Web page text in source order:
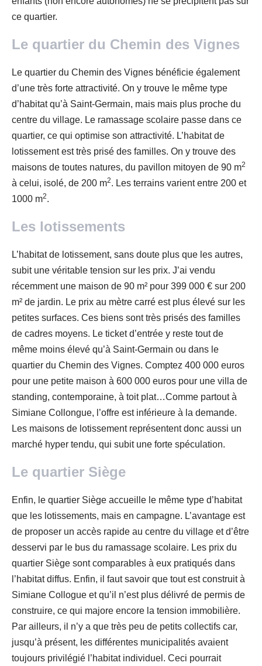
ce quartier.
Le quartier du Chemin des Vignes
Le quartier du Chemin des Vignes bénéficie également
d’une très forte attractivité. On y trouve le même type
d’habitat qu’à Saint-Germain, mais mais plus proche du
centre du village. Le ramassage scolaire passe dans ce
quartier, ce qui optimise son attractivité. L’habitat de
lotissement est très prisé des familles. On y trouve des
maisons de toutes natures, du pavillon mitoyen de 90 m2
à celui, isolé, de 200 m2. Les terrains varient entre 200 et
1000 m2.
Les lotissements
L’habitat de lotissement, sans doute plus que les autres,
subit une véritable tension sur les prix. J’ai vendu
récemment une maison de 90 m² pour 399 000 € sur 200
m² de jardin. Le prix au mètre carré est plus élevé sur les
petites surfaces. Ces biens sont très prisés des familles
de cadres moyens. Le ticket d’entrée y reste tout de
même moins élevé qu’à Saint-Germain ou dans le
quartier du Chemin des Vignes. Comptez 400 000 euros
pour une petite maison à 600 000 euros pour une villa de
standing, contemporaine, à toit plat…Comme partout à
Simiane Collongue, l’offre est inférieure à la demande.
Les maisons de lotissement représentent donc aussi un
marché hyper tendu, qui subit une forte spéculation.
Le quartier Siège
Enfin, le quartier Siège accueille le même type d’habitat
que les lotissements, mais en campagne. L’avantage est
de proposer un accès rapide au centre du village et d’être
desservi par le bus du ramassage scolaire. Les prix du
quartier Siège sont comparables à eux pratiqués dans
l’habitat diffus. Enfin, il faut savoir que tout est construit à
Simiane Collogue et qu’il n’est plus délivré de permis de
construire, ce qui majore encore la tension immobilière.
Par ailleurs, il n’y a que très peu de petits collectifs car,
jusqu’à présent, les différentes municipalités avaient
toujours privilégié l’habitat individuel. Ceci pourrait